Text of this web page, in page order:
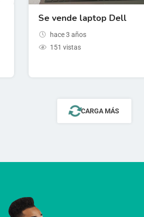
Se vende laptop Dell
hace 3 años
151 vistas
CARGA MÁS